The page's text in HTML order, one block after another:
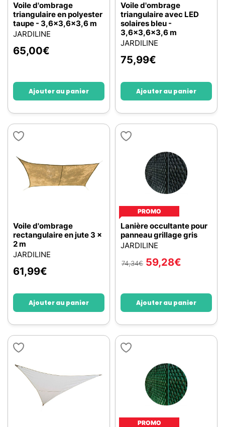
Voile d'ombrage
triangulaire en polyester
taupe - 3,6x3,6x3,6 m
JARDILINE
65,00€
Ajouter au panier
Voile d'ombrage
triangulaire avec LED
solaires bleu -
3,6x3,6x3,6 m
JARDILINE
75,99€
Ajouter au panier
Voile d'ombrage
rectangulaire en jute 3 x
2 m
JARDILINE
61,99€
Ajouter au panier
PROMO
Lanière occultante pour
panneau grillage gris
JARDILINE
74,34€ 59,28€
Ajouter au panier
PROMO